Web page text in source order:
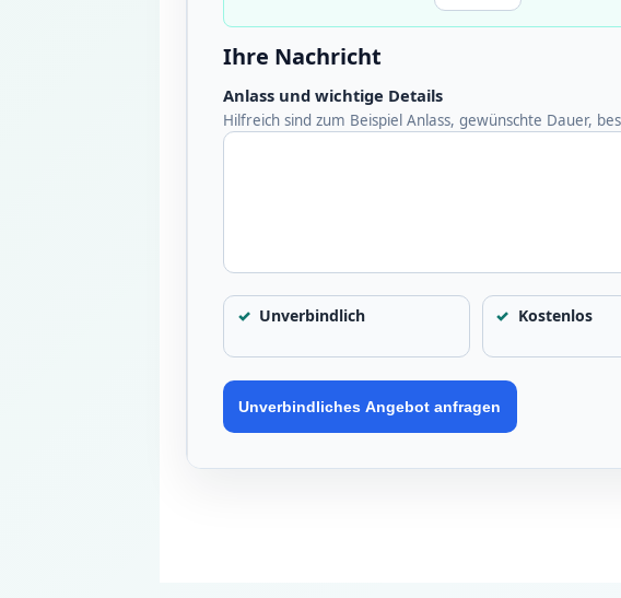
Ihre Nachricht
Anlass und wichtige Details
Hilfreich sind zum Beispiel Anlass, gewünschte Dauer,
Unverbindlich Kostenlos
Unverbindliches Angebot anfragen